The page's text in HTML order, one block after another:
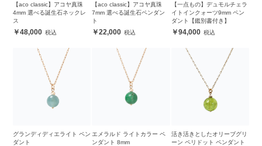
【aco classic】アコヤ真珠
4mm 選べる誕生石ネックレ
ス
48,000
【aco classic】アコヤ真珠
7mm 選べる誕生石ペンダン
ト
22,000
【一点もの】デュモルチェラ
イトインクォーツ9mm ペン
ダント【鑑別書付き】
94,000
グランディディエライト ペン
ダント
エメラルド ライトカラー ペ
ンダント 8mm
活き活きとしたオリーブグリ
ーン ペリドット ペンダント